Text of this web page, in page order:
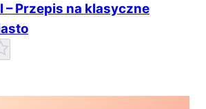
– Przepis na klasyczne